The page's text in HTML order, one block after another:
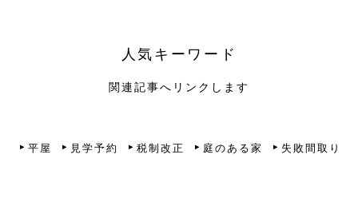
人気キーワード
関連記事へリンクします
平屋 見学予約 税制改正 庭のある家 失敗間取り